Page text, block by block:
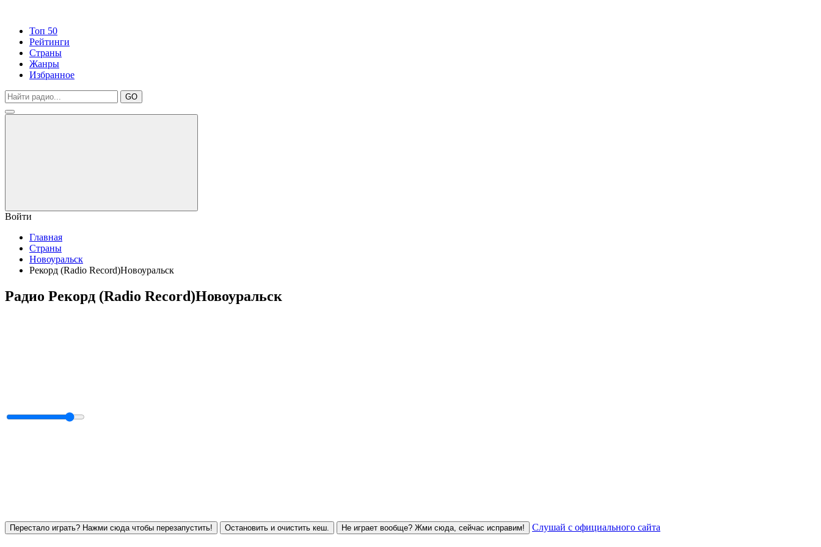
Топ 50
Рейтинги
Страны
Жанры
Избранное
GO
Войти
Главная
Страны
Новоуральск
Рекорд (Radio Record)Новоуральск
Радио Рекорд (Radio Record)Новоуральск
Перестало играть? Нажми сюда чтобы перезапустить! Остановить и очистить кеш. Не играет вообще? Жми сюда, сейчас исправим! Слушай с официального сайта